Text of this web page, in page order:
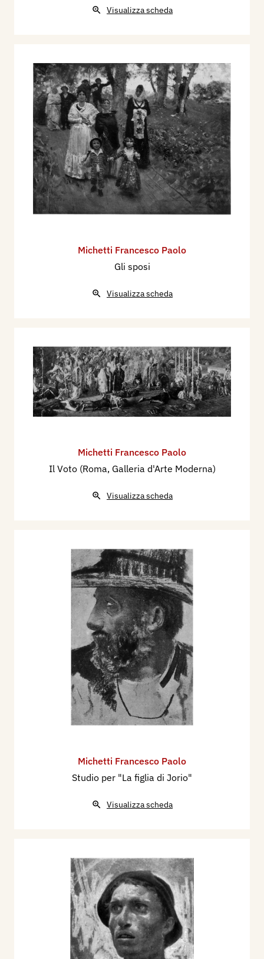
Visualizza scheda
Michetti Francesco Paolo
Gli sposi
Visualizza scheda
Michetti Francesco Paolo
Il Voto (Roma, Galleria d'Arte Moderna)
Visualizza scheda
Michetti Francesco Paolo
Studio per "La figlia di Jorio"
Visualizza scheda